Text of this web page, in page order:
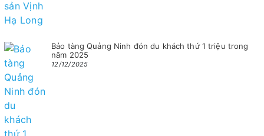
Bảo tàng Quảng Ninh đón du khách thứ 1 triệu trong
năm 2025
12/12/2025